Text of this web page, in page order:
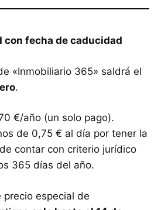
con fecha de caducidad
«Inmobiliario 365» saldrá el
.
€/año (un solo pago).
de 0,75 € al día por tener la
contar con criterio jurídico
365 días del año.
precio especial de